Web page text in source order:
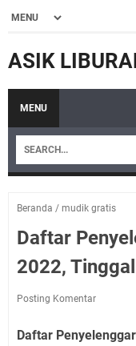
ASIK
MENU
Beranda / mudik gratis
Daftar
2022,
Posting Komentar
Daftar